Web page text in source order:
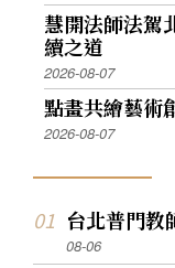
慧開法師法
續之道
2026-08-07
點畫共繪藝
2026-08-07
台北普門
08-06